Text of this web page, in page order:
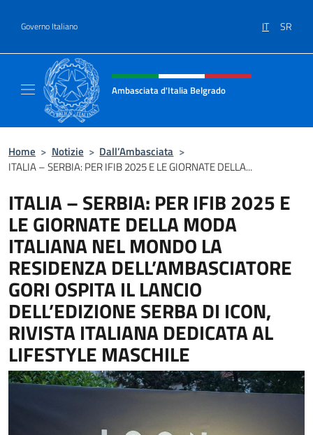
Governo Italiano IT SR
Intestazione sito, social e menù
Ambasciata d'Italia Belgrado
Home > Notizie > Dall’Ambasciata >
ITALIA – SERBIA: PER IFIB 2025 E LE GIORNATE DELLA...
ITALIA – SERBIA: PER IFIB 2025 E
LE GIORNATE DELLA MODA
ITALIANA NEL MONDO LA
RESIDENZA DELL’AMBASCIATORE
GORI OSPITA IL LANCIO
DELL’EDIZIONE SERBA DI ICON,
RIVISTA ITALIANA DEDICATA AL
LIFESTYLE MASCHILE